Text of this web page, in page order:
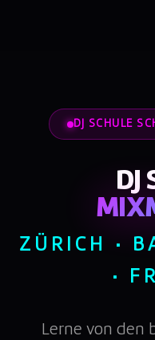
DJ SCHULE
DJ
ZÜRICH ·
·
Lerne von den